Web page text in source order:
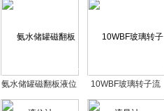
氨水储罐磁翻板液位
计
10WBF玻璃转子流
量计